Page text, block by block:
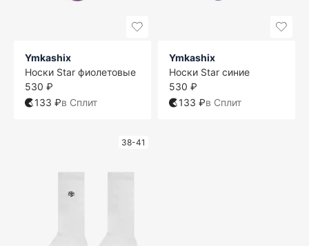
Ymkashix
Носки Star фиолетовые
530 ₽
133 ₽в Сплит
Ymkashix
Носки Star синие
530 ₽
133 ₽в Сплит
38-41